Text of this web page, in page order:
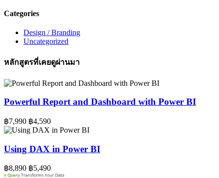
Categories
Design / Branding
Uncategorized
หลักสูตรที่เคยดูผ่านมา
Powerful Report and Dashboard with Power BI
฿7,990 ฿4,590
Using DAX in Power BI
฿8,890 ฿5,490